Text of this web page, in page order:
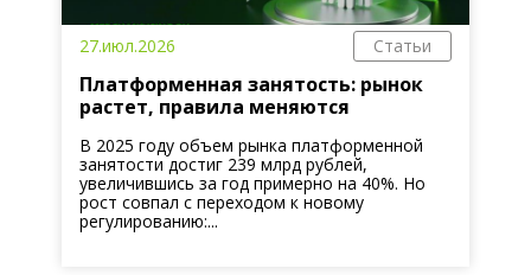
27.июл.2026 Статьи
Платформенная занятость: рынок
растет, правила меняются
В 2025 году объем рынка платформенной
занятости достиг 239 млрд рублей,
увеличившись за год примерно на 40%. Но
рост совпал с переходом к новому
регулированию:...